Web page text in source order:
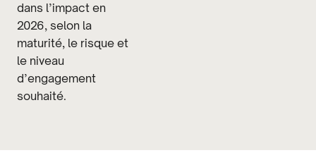
dans l’impact en
2026, selon la
maturité, le risque et
le niveau
d’engagement
souhaité.